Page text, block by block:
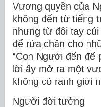
Vương quyền của
không đến từ tiếng
nhưng từ đôi tay cúi
để rửa chân cho
“Con Người đến
lời ấy mở ra một
không có ranh giới
Người đời tưởng